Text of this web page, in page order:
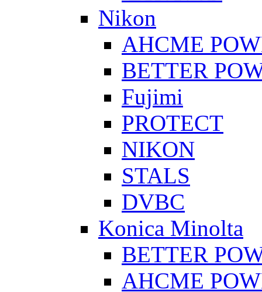
Nikon
AHCME
BETTER
Fujimi
PROTECT
NIKON
STALS
DVBC
Konica Minolta
BETTER
AHCME